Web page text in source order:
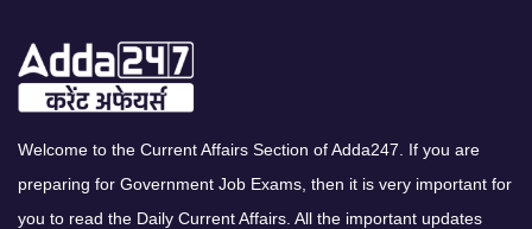
Welcome to the Current Affairs Section of Adda247. If you are
preparing for Government Job Exams, then it is very important for
you to read the Daily Current Affairs. All the important updates